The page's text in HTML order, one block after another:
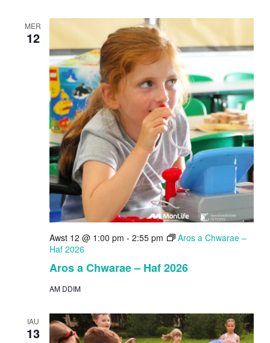
MER
12
Aros a Chwarae – Haf 2026
Awst 12 @ 1:00 pm - 2:55 pm
Aros a Chwarae –
Haf 2026
AM DDIM
IAU
13